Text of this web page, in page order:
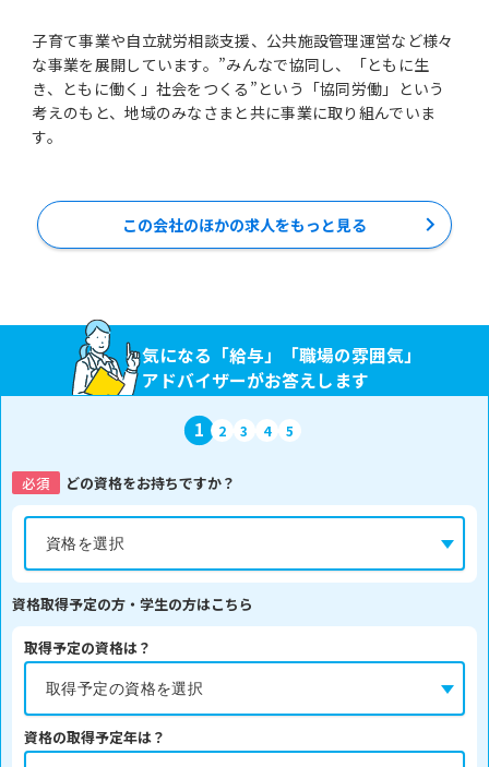
子育て事業や自立就労相談支援、公共施設管理運営など様々
な事業を展開しています。”みんなで協同し、「ともに生
き、ともに働く」社会をつくる”という「協同労働」という
考えのもと、地域のみなさまと共に事業に取り組んでいま
す。
この会社のほかの求人をもっと見る
気になる「給与」「職場の雰囲気」
アドバイザーがお答えします
1 2 3 4 5
必須 どの資格をお持ちですか？
資格取得予定の方・学生の方はこちら
取得予定の資格は？
資格の取得予定年は？